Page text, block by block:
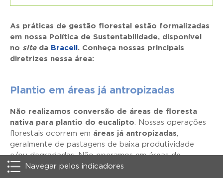
Navegar pelos indicadores
As práticas de gestão florestal estão formalizadas
em nossa Política de Sustentabilidade, disponível
no siteda Bracell . Conheça nossas principais
diretrizes nessa área:
Plantio em áreas já antropizadas
Não realizamos conversão de áreas de floresta
nativa para plantio do eucalipto . Nossas operações
florestais ocorrem em áreas já antropizadas
geralmente de pastagens de baixa produtividade
e/ou degradadas. Não operamos em áreas de
conservação (áreas de preservação permanente ou